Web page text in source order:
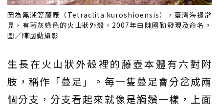
圖為黑潮笠藤壺（Tetraclita kuroshioensis），臺灣海邊常
見，有著灰綠色的火山狀外殼，2007年由陳國勤發現及命名。
圖／陳國勤攝影
生長在火山狀外殼裡的藤壺本體有六對附
肢，稱作「蔓足」。每一隻蔓足會分岔成兩
個分支，分支看起來就像是觸鬚一樣，上面